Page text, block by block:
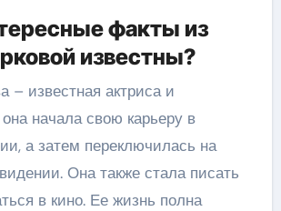
факты из
известны?
– известная актриса и
начала свою карьеру в
а затем переключилась на
Она также стала писать
в кино. Ее жизнь полна